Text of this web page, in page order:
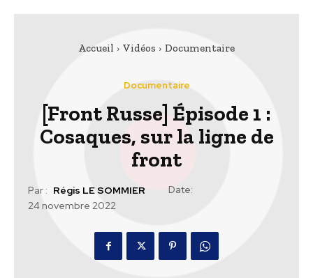
Accueil Vidéos Documentaire
Documentaire
[Front Russe] Épisode 1 :
Cosaques, sur la ligne de
front
Par : Régis LE SOMMIER
Date:
24 novembre 2022